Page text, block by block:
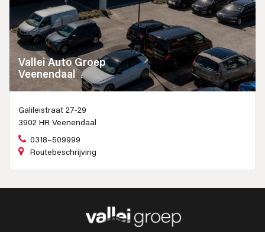
Vallei Auto Groep
Veenendaal
Galileistraat 27-29
3902 HR Veenendaal
0318–509999
Routebeschrijving